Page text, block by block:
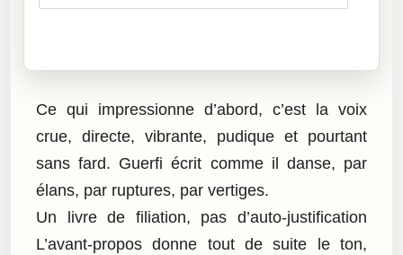
Ce qui impressionne d’abord, c’est la voix
crue, directe, vibrante, pudique et pourtant
sans fard. Guerfi écrit comme il danse, par
élans, par ruptures, par vertiges.
Un livre de filiation, pas d’auto-justification
L’avant-propos donne tout de suite le ton,